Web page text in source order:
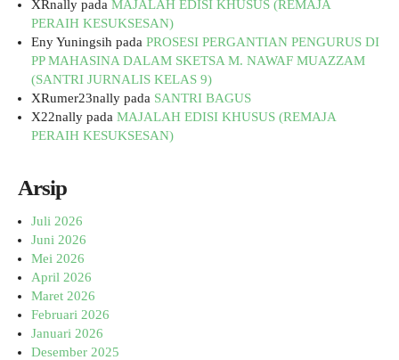
XRnally pada MAJALAH EDISI KHUSUS (REMAJA
PERAIH KESUKSESAN)
Eny Yuningsih pada PROSESI PERGANTIAN PENGURUS DI
PP MAHASINA DALAM SKETSA M. NAWAF MUAZZAM
(SANTRI JURNALIS KELAS 9)
XRumer23nally pada SANTRI BAGUS
X22nally pada MAJALAH EDISI KHUSUS (REMAJA
PERAIH KESUKSESAN)
Arsip
Juli 2026
Juni 2026
Mei 2026
April 2026
Maret 2026
Februari 2026
Januari 2026
Desember 2025